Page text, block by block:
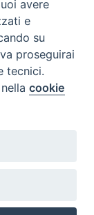
avere
e
su
proseguirai
tecnici.
nellacookie